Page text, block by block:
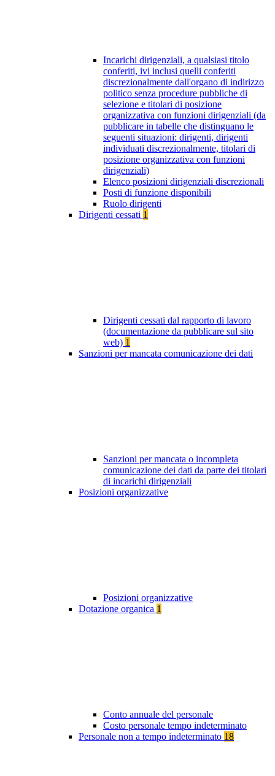
Incarichi dirigenziali, a qualsiasi titolo
conferiti, ivi inclusi quelli conferiti
discrezionalmente dall'organo di indirizzo
politico senza procedure pubbliche di
selezione e titolari di posizione
organizzativa con funzioni dirigenziali (da
pubblicare in tabelle che distinguano le
seguenti situazioni: dirigenti, dirigenti
individuati discrezionalmente, titolari di
posizione organizzativa con funzioni
dirigenziali)
Elenco posizioni dirigenziali discrezionali
Posti di funzione disponibili
Ruolo dirigenti
Dirigenti cessati 1
Dirigenti cessati dal rapporto di lavoro
(documentazione da pubblicare sul sito
web) 1
Sanzioni per mancata comunicazione dei dati
Sanzioni per mancata o incompleta
comunicazione dei dati da parte dei titolari
di incarichi dirigenziali
Posizioni organizzative
Posizioni organizzative
Dotazione organica 1
Conto annuale del personale
Costo personale tempo indeterminato
Personale non a tempo indeterminato 18